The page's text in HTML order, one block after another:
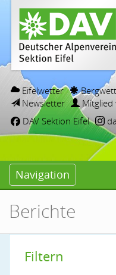
Eifelwetter
Newsletter
DAV Sektion Eifel
Navigation
Berichte
Filtern